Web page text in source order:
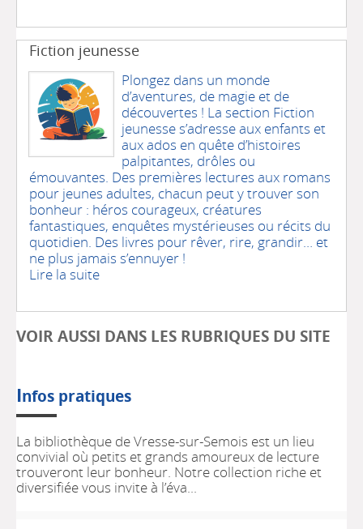
Fiction jeunesse
Plongez dans un monde
d’aventures, de magie et de
découvertes ! La section Fiction
jeunesse s’adresse aux enfants et
aux ados en quête d’histoires
palpitantes, drôles ou
émouvantes. Des premières lectures aux romans
pour jeunes adultes, chacun peut y trouver son
bonheur : héros courageux, créatures
fantastiques, enquêtes mystérieuses ou récits du
quotidien. Des livres pour rêver, rire, grandir… et
ne plus jamais s’ennuyer !
Lire la suite
VOIR AUSSI DANS LES RUBRIQUES DU SITE
Infos pratiques
La bibliothèque de Vresse-sur-Semois est un lieu
convivial où petits et grands amoureux de lecture
trouveront leur bonheur. Notre collection riche et
diversifiée vous invite à l’éva...